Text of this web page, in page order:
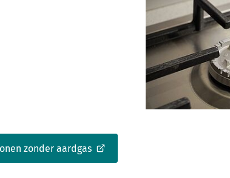
zonder aardgas